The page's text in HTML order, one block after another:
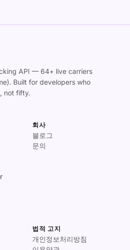
API — 64+ live carriers
Built for developers who
not fifty.
회사
블로그
문의
법적 고지
개인정보처리방침